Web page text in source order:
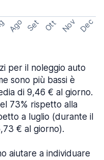
Ago Set Ott Nov Dec
per il noleggio auto
sono più bassi è
di 9,46 € al giorno.
73% rispetto alla
a luglio (durante il
€ al giorno).
aiutare a individuare